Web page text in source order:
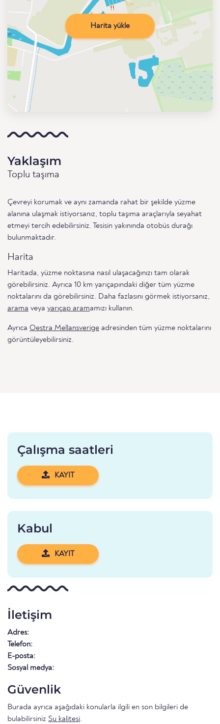
Harita yükle
Yaklaşım
Toplu taşıma
Çevreyi korumak ve aynı zamanda rahat bir şekilde yüzme
alanına ulaşmak istiyorsanız, toplu taşıma araçlarıyla seyahat
etmeyi tercih edebilirsiniz. Tesisin yakınında otobüs durağı
bulunmaktadır.
Harita
Haritada, yüzme noktasına nasıl ulaşacağınızı tam olarak
görebilirsiniz. Ayrıca 10 km yarıçapındaki diğer tüm yüzme
noktalarını da görebilirsiniz. Daha fazlasını görmek istiyorsanız,
arama veya yarıçap aramamızı kullanın.
Ayrıca Oestra Mellansverige adresinden tüm yüzme noktalarını
görüntüleyebilirsiniz.
Çalışma saatleri
KAYIT
Kabul
KAYIT
İletişim
Adres:
Telefon:
E-posta:
Sosyal medya:
Güvenlik
Burada ayrıca aşağıdaki konularla ilgili en son bilgileri de
bulabilirsiniz Su kalitesi.